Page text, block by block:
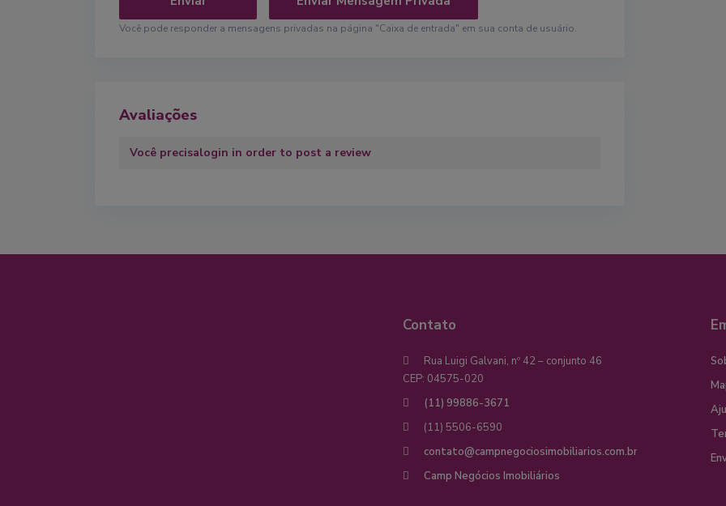
Você pode responder a mensagens privadas na página "Caixa de entrada" em sua conta de usuário.
Avaliações
Você precisalogin in order to post a review
Contato
Rua Luigi Galvani, nº 42 – conjunto 46
CEP: 04575-020
(11) 99886-3671
(11) 5506-6590
contato@campnegociosimobiliarios.com.br
Camp Negócios Imobiliários